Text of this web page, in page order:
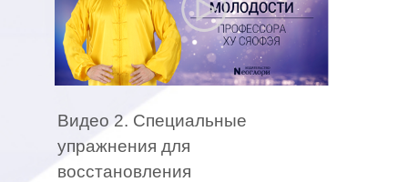
Видео 2. Специальные
упражнения для
восстановления